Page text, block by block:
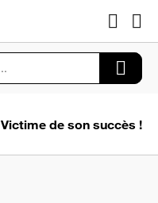
Victime de son succès !